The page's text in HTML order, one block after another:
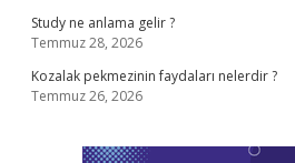
Study ne anlama gelir ?
Temmuz 28, 2026
Kozalak pekmezinin faydaları nelerdir ?
Temmuz 26, 2026